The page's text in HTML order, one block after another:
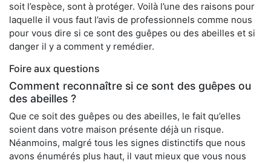
soit l’espèce, sont à protéger. Voilà l’une des raisons pour
laquelle il vous faut l’avis de professionnels comme nous
pour vous dire si ce sont des guêpes ou des abeilles et si
danger il y a comment y remédier.
Foire aux questions
Comment reconnaître si ce sont des guêpes ou
des abeilles ?
Que ce soit des guêpes ou des abeilles, le fait qu’elles
soient dans votre maison présente déjà un risque.
Néanmoins, malgré tous les signes distinctifs que nous
avons énumérés plus haut, il vaut mieux que vous nous